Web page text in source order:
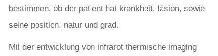
bestimmen, ob der patient hat krankheit, läsion, sowie
seine position, natur und grad.
Mit der entwicklung von infrarot thermische imaging